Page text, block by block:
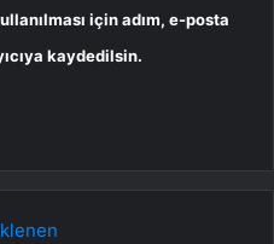
için adım, e-posta
kaydedilsin.